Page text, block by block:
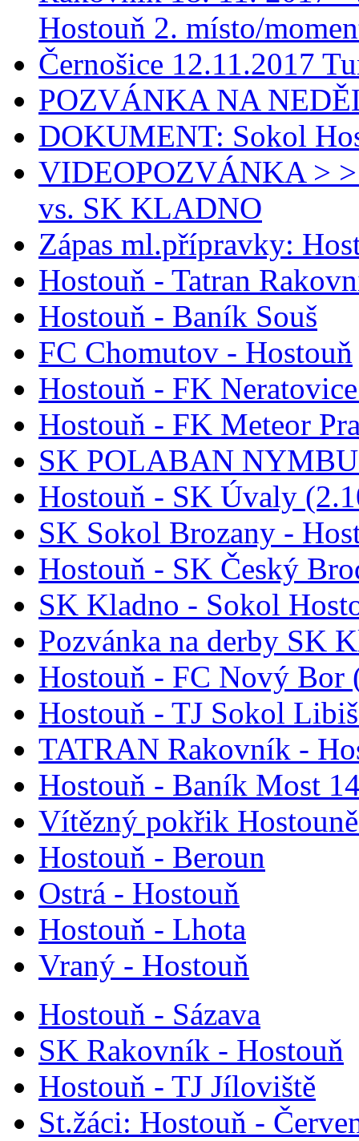
Hostouň 2. místo/
Černošice 12.11.2017
POZVÁNKA NA
DOKUMENT: Sokol
VIDEOPOZVÁNKA >
vs. SK KLADNO
Zápas ml.přípravky:
Hostouň - Tatran
Hostouň - Baník Souš
FC Chomutov - Hostouň
Hostouň - FK
Hostouň - FK Meteor
SK POLABAN
Hostouň - SK Úvaly
SK Sokol Brozany -
Hostouň - SK Český
SK Kladno - Sokol
Pozvánka na derby SK
Hostouň - FC Nový Bor
Hostouň - TJ Sokol
TATRAN Rakovník -
Hostouň - Baník Most
Vítězný pokřik
Hostouň - Beroun
Ostrá - Hostouň
Hostouň - Lhota
Vraný - Hostouň
Hostouň - Sázava
SK Rakovník - Hostouň
Hostouň - TJ Jíloviště
St.žáci: Hostouň -